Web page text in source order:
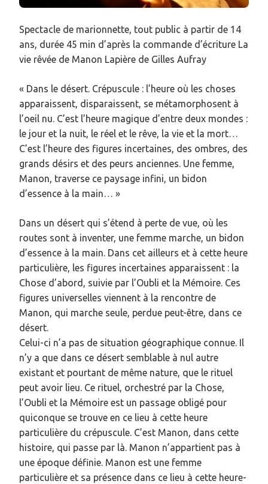
Spectacle de marionnette, tout public à partir de 14
ans, durée 45 min d’après la commande d’écriture La
vie rêvée de Manon Lapière de Gilles Aufray
« Dans le désert. Crépuscule : l’heure où les choses
apparaissent, disparaissent, se métamorphosent à
l’oeil nu. C’est l’heure magique d’entre deux mondes :
le jour et la nuit, le réel et le rêve, la vie et la mort…
C’est l’heure des figures incertaines, des ombres, des
grands désirs et des peurs anciennes. Une femme,
Manon, traverse ce paysage infini, un bidon
d’essence à la main… »
Dans un désert qui s’étend à perte de vue, où les
routes sont à inventer, une femme marche, un bidon
d’essence à la main. Dans cet ailleurs et à cette heure
particulière, les figures incertaines apparaissent : la
Chose d’abord, suivie par l’Oubli et la Mémoire. Ces
figures universelles viennent à la rencontre de
Manon, qui marche seule, perdue peut-être, dans ce
désert.
Celui-ci n’a pas de situation géographique connue. Il
n’y a que dans ce désert semblable à nul autre
existant et pourtant de même nature, que le rituel
peut avoir lieu. Ce rituel, orchestré par la Chose,
l’Oubli et la Mémoire est un passage obligé pour
quiconque se trouve en ce lieu à cette heure
particulière du crépuscule. C’est Manon, dans cette
histoire, qui passe par là. Manon n’appartient pas à
une époque définie. Manon est une femme
particulière et sa présence dans ce lieu à cette heure-